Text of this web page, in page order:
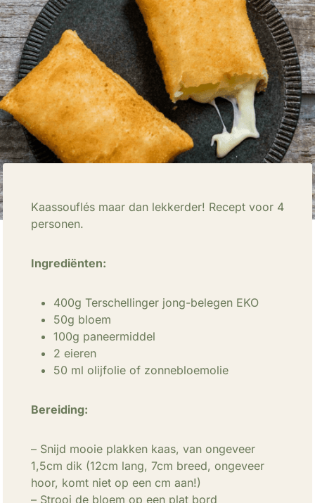
Kaassouflés maar dan lekkerder! Recept voor 4
personen.
Ingrediënten:
400g Terschellinger jong-belegen EKO
50g bloem
100g paneermiddel
2 eieren
50 ml olijfolie of zonnebloemolie
Bereiding:
– Snijd mooie plakken kaas, van ongeveer
1,5cm dik (12cm lang, 7cm breed, ongeveer
hoor, komt niet op een cm aan!)
– Strooi de bloem op een plat bord